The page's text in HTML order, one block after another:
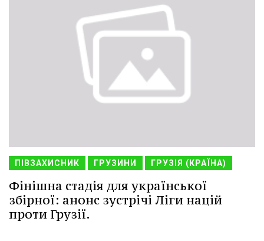
ПІВЗАХИСНИК ГРУЗИНИ ГРУЗІЯ (КРАЇНА)
Фінішна стадія для української
збірної: анонс зустрічі Ліги націй
проти Грузії.